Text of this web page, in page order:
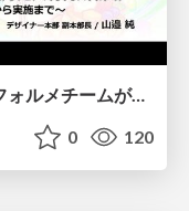
【CEDEC2026】専門性の高いデフォルメチームが挑んだ人材育成戦略 〜Cygames Academiaの企画から実施まで〜
0 120